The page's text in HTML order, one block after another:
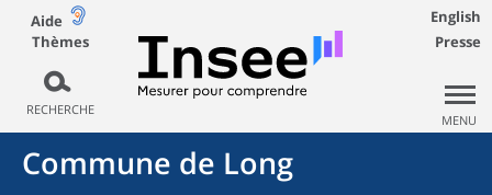
Aide
Thèmes
RECHERCHE
English
Presse
MENU
Commune de Long